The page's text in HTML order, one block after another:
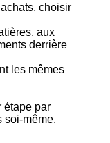
choisir
aux
derrière
les mêmes
étape par
soi-même.